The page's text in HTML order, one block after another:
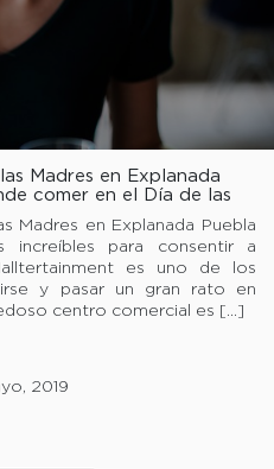
Madres en Explanada
comer en el Día de las
Malltertainment
Madres en Explanada Puebla
increíbles para consentir a
es uno de los
y pasar un gran rato en
centro comercial es […]
2019